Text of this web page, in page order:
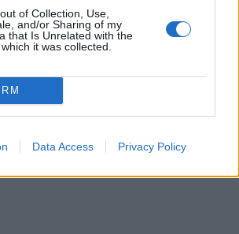
of Collection, Use,
and/or Sharing of my
that Is Unrelated with the
it was collected.
Data Access Privacy Policy
УЧК...
ПРЕДУПРЕДЕНИ СЕ: „Бугарија
итно ја преиспитува својата
одлука“
ИЗГОРЕНИ АВТОМОБИЛИ,
ЗАТВОРЕНИ ПЛАЖИ И УЛИЦИ
ПРЕПОЛНИ СО ОТПАД -
мигрантскиот бран кон Сеута
ЕДВАЈ СЕ ОДГЛАВУВАМЕ ОД
ОБРАЗОВАНИЕТО НА МИЛА